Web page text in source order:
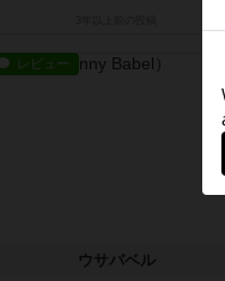
レビュー
ウサバベル